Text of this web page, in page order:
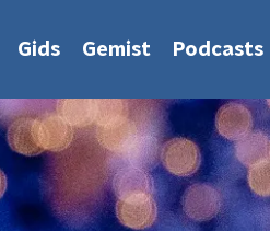
Gids Gemist Podcasts